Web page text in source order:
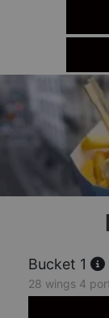
Bucket 1
28 wings 4